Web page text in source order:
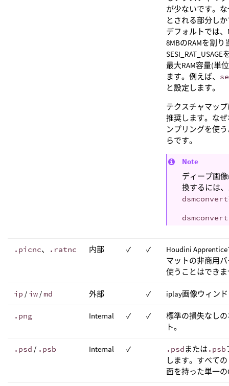
が少ないです。
とされる部分し
デフォルトでは
8MBのRAMを割
最大RAM容量(単
ます。例えば、
と設定します。
テクスチャマッ
推奨します。な
ンプリングを使
らです。
Note
ディープ画
換するには
dsmconvert
.picnc、 .ratnc 内部 ✓ ✓
Houdini
マットの非商用
使うことはでき
ip / iw / md 外部 ✓ iplay画像ウィン
.png Internal ✓ ✓
標準の損失なし
ト。
.psd / .psb Internal ✓ .psdまたは .psb
します。すべて
面を持った単一